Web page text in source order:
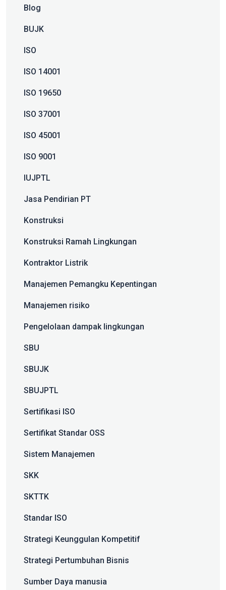
Blog
BUJK
ISO
ISO 14001
ISO 19650
ISO 37001
ISO 45001
ISO 9001
IUJPTL
Jasa Pendirian PT
Konstruksi
Konstruksi Ramah Lingkungan
Kontraktor Listrik
Manajemen Pemangku Kepentingan
Manajemen risiko
Pengelolaan dampak lingkungan
SBU
SBUJK
SBUJPTL
Sertifikasi ISO
Sertifikat Standar OSS
Sistem Manajemen
SKK
SKTTK
Standar ISO
Strategi Keunggulan Kompetitif
Strategi Pertumbuhan Bisnis
Sumber Daya manusia